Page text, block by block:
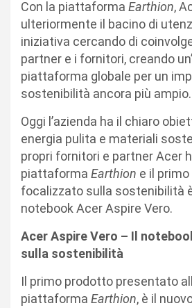
Con la piattaforma Earthion,
ulteriormente il bacino di
iniziativa cercando di
partner e i fornitori, creando
piattaforma globale per un
sostenibilità ancora più ampio.
Oggi l’azienda ha il chiaro
energia pulita e materiali
propri fornitori e partner Acer
piattaforma Earthion e il
focalizzato sulla sostenibilità
notebook Acer Aspire Vero.
Acer Aspire Vero – Il
sulla sostenibilità
Il primo prodotto presentato
piattaforma Earthion, è il